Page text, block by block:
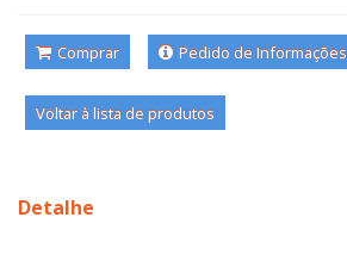
Comprar Pedido de Informações
Voltar à lista de produtos
Detalhe